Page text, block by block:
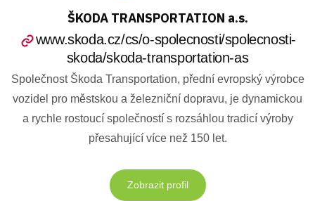
ŠKODA TRANSPORTATION a.s.
www.skoda.cz/cs/o-spolecnosti/spolecnosti-
skoda/skoda-transportation-as
Společnost Škoda Transportation, přední evropský výrobce
vozidel pro městskou a železniční dopravu, je dynamickou
a rychle rostoucí společností s rozsáhlou tradicí výroby
přesahující více než 150 let.
Zobrazit profil